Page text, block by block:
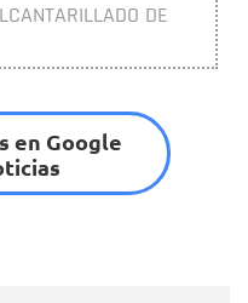
DE
en Google